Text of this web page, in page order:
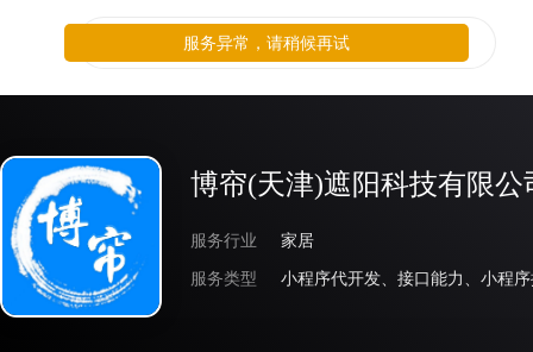
博帘(天津)遮阳科技有限公
服务行业
家居
服务类型
小程序代开发、接口能力、小程
服务异常，请稍候再试